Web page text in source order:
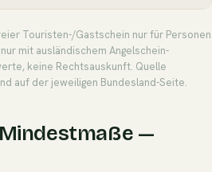
Touristen-/Gastschein nur für Personen
mit ausländischem Angelschein-
keine Rechtsauskunft. Quelle
auf der jeweiligen Bundesland-Seite.
—